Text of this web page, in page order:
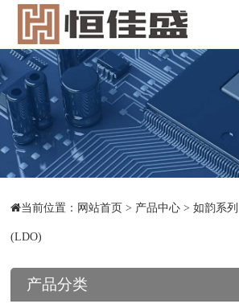
当前位置： 网站首页 > 产品中心 >如韵系列
(LDO)
产品分类